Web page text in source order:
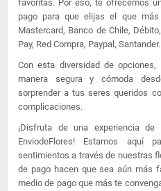
favoritas. Por eso, te ofrecemos
pago para que elijas el que más
Mastercard, Banco de Chile,
Pay, Red Compra, Paypal, Santander.
Con esta diversidad de
manera segura y cómoda
sorprender a tus seres queridos
complicaciones.
¡Disfruta de una experiencia
EnviodeFlores! Estamos aquí
sentimientos a través de nuestras
de pago hacen que sea aún más
medio de pago que más te